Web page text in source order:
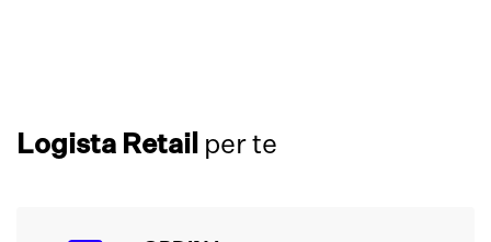
Logista Retail per te